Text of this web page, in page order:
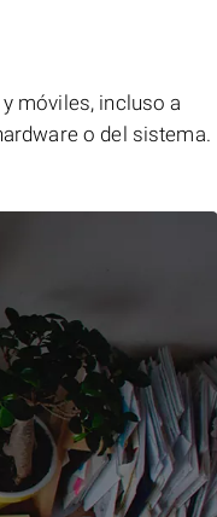
móviles, incluso a
o del sistema.